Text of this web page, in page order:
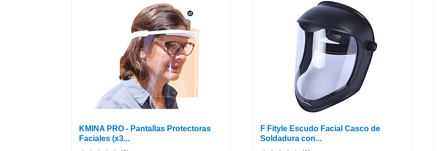
KMINA PRO - Pantallas Protectoras
Faciales (x3...
F Fityle Escudo Facial Casco de
Soldadura con...